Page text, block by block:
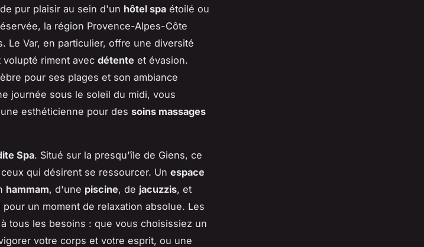
pur plaisir au sein d'un hôtel spa étoilé ou
la région Provence-Alpes-Côte
Le Var, en particulier, offre une diversité
riment avec détente et évasion.
pour ses plages et son ambiance
journée sous le soleil du midi, vous
esthéticienne pour des soins massages
Spa. Situé sur la presqu'île de Giens, ce
qui désirent se ressourcer. Un espace
hammam, d'une piscine, de jacuzzis, et
un moment de relaxation absolue. Les
tous les besoins : que vous choisissiez un
votre corps et votre esprit, ou une